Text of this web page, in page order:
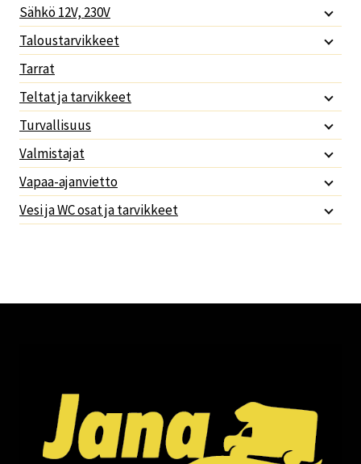
Sähkö 12V, 230V
Taloustarvikkeet
Tarrat
Teltat ja tarvikkeet
Turvallisuus
Valmistajat
Vapaa-ajanvietto
Vesi ja WC osat ja tarvikkeet